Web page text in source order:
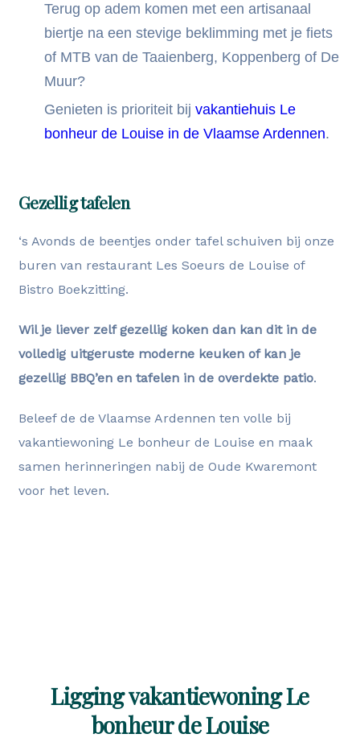
Terug op adem komen met een artisanaal
biertje na een stevige beklimming met je fiets
of MTB van de Taaienberg, Koppenberg of De
Muur?
Genieten is prioriteit bij vakantiehuis Le
bonheur de Louise in de Vlaamse Ardennen.
Gezellig tafelen
‘s Avonds de beentjes onder tafel schuiven bij onze
buren van restaurant Les Soeurs de Louise of
Bistro Boekzitting.
Wil je liever zelf gezellig koken dan kan dit in de
volledig uitgeruste moderne keuken of kan je
gezellig BBQ’en en tafelen in de overdekte patio.
Beleef de de Vlaamse Ardennen ten volle bij
vakantiewoning Le bonheur de Louise en maak
samen herinneringen nabij de Oude Kwaremont
voor het leven.
Ligging vakantiewoning Le
bonheur de Louise